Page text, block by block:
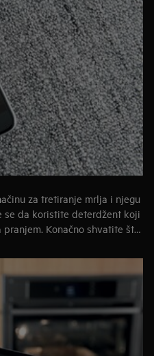
za tretiranje mrlja i njegu
se da koristite deterdžent koji
Konačno shvatite što
i učinkovitosti vaših
sušenje, zauvijek?